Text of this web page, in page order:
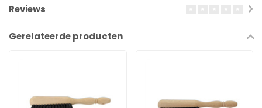
Reviews
Gerelateerde producten